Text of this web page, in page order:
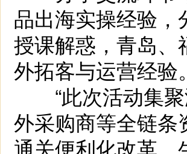
品出海实操经验
授课解惑，青岛
外拓客与运营经验。
“此次活动集聚
外采购商等全链
通关便利化改革